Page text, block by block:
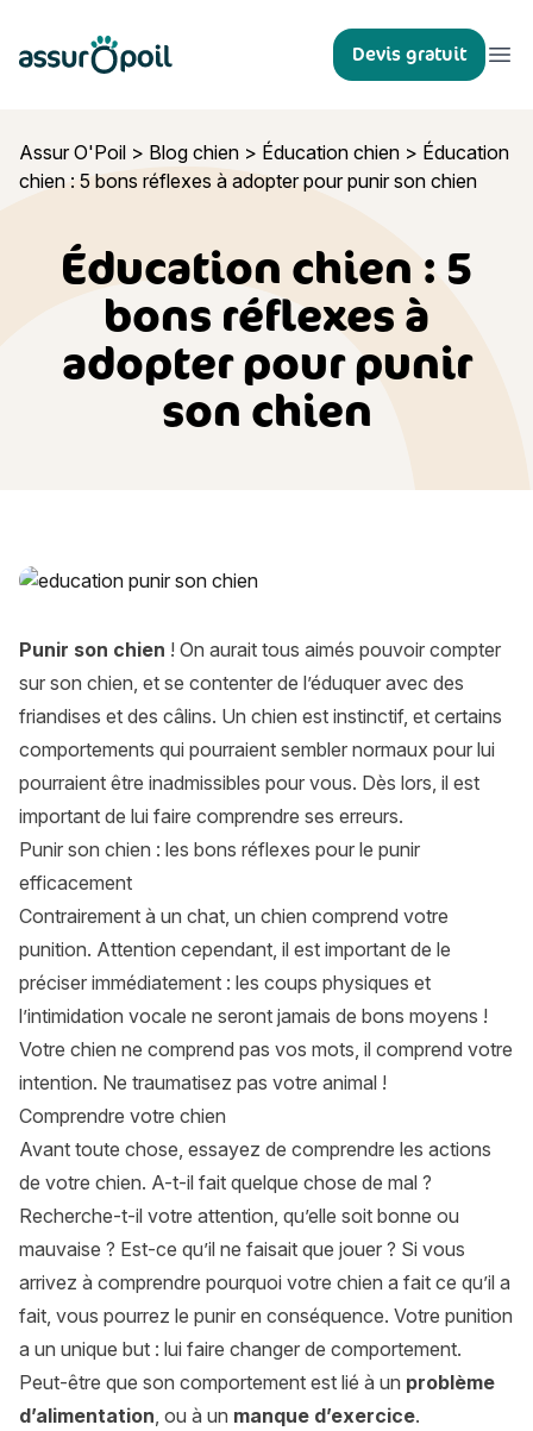
Assur O'Poil Devis gratuit
Assur O'Poil > Blog chien > Éducation chien > Éducation
chien : 5 bons réflexes à adopter pour punir son chien
Éducation chien : 5
bons réflexes à
adopter pour punir
son chien
Éducation chien : 5 bons réflexes à adopter pour punir son
Punir son chien ! On aurait tous aimés pouvoir compter
sur son chien, et se contenter de l’éduquer avec des
friandises et des câlins. Un chien est instinctif, et certains
comportements qui pourraient sembler normaux pour lui
pourraient être inadmissibles pour vous. Dès lors, il est
important de lui faire comprendre ses erreurs.
Punir son chien : les bons réflexes pour le punir
efficacement
Contrairement à un chat, un chien comprend votre
punition. Attention cependant, il est important de le
préciser immédiatement : les coups physiques et
l’intimidation vocale ne seront jamais de bons moyens !
Votre chien ne comprend pas vos mots, il comprend votre
intention. Ne traumatisez pas votre animal !
Comprendre votre chien
Avant toute chose, essayez de comprendre les actions
de votre chien. A-t-il fait quelque chose de mal ?
Recherche-t-il votre attention, qu’elle soit bonne ou
mauvaise ? Est-ce qu’il ne faisait que jouer ? Si vous
arrivez à comprendre pourquoi votre chien a fait ce qu’il a
fait, vous pourrez le punir en conséquence. Votre punition
a un unique but : lui faire changer de comportement.
Peut-être que son comportement est lié à un problème
d’alimentation, ou à un manque d’exercice.